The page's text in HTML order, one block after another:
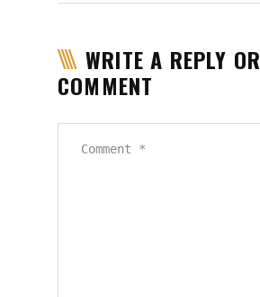
WRITE A REPLY OR
COMMENT